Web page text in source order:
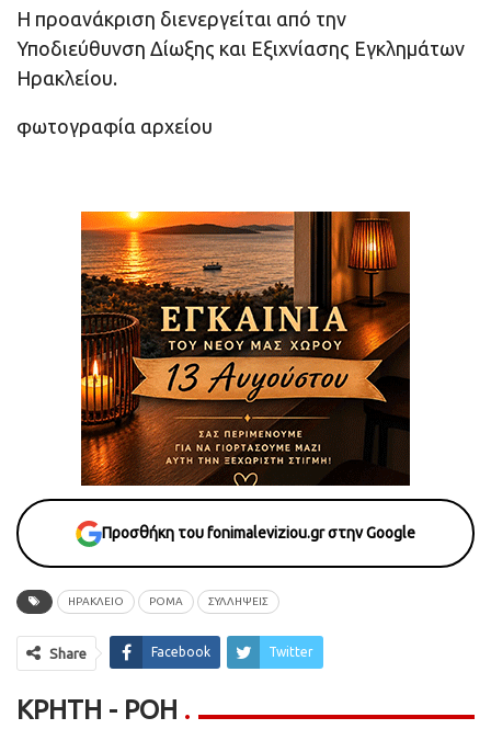
Η προανάκριση διενεργείται από την
Υποδιεύθυνση Δίωξης και Εξιχνίασης Εγκλημάτων
Ηρακλείου.
φωτογραφία αρχείου
Προσθήκη του fonimaleviziou.gr στην Google
ΗΡΑΚΛΕΙΟ ΡΟΜΑ ΣΥΛΛΗΨΕΙΣ
Share Facebook Twitter
ΚΡΉΤΗ - ΡΟΗ